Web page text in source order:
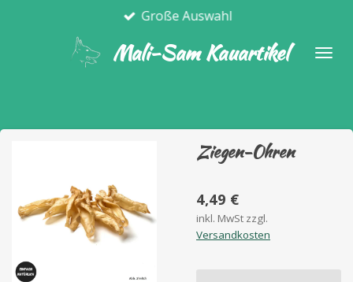
Mali-Sam Kauartikel
Große Auswahl
Ziegen-Ohren
4,49 €
inkl. MwSt zzgl.
Versandkosten